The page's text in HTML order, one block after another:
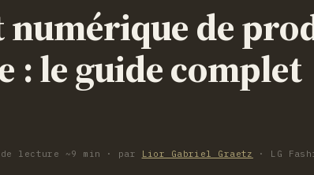
numérique de
: le guide complet
lecture ~9 min · par Lior Gabriel Graetz · LG